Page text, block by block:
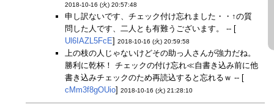
2018-10-16 (火) 20:57:48
申し訳ないです、チェック付け忘れました・・↑の質
問した人です、二人とも有難うございます。 -- [
Ul6IAZL5FcE] 2018-10-16 (火) 20:59:58
上の枝の人じゃないけどその助っ人さんが強力だね。
勝利に乾杯！ チェックの付け忘れ≪自書き込み前に他
書き込みチェックのため再読込すると忘れるｗ -- [
cMm3f8gOUio] 2018-10-16 (火) 21:28:10